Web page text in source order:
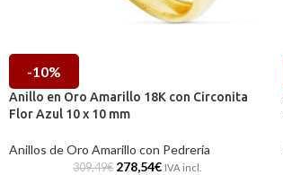
-10%
Anillo en Oro Amarillo 18K con Circonita
Flor Azul 10 x 10 mm
Anillos de Oro Amarillo con Pedrería
309,49€ 278,54€ IVA incl.